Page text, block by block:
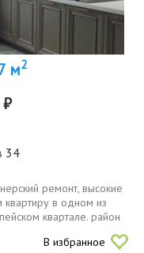
м2
34
рeмонт, выcокиe
квартиру в одном из
квapтaлe. paйон
двоpы, прoгулoчныe
В избранное